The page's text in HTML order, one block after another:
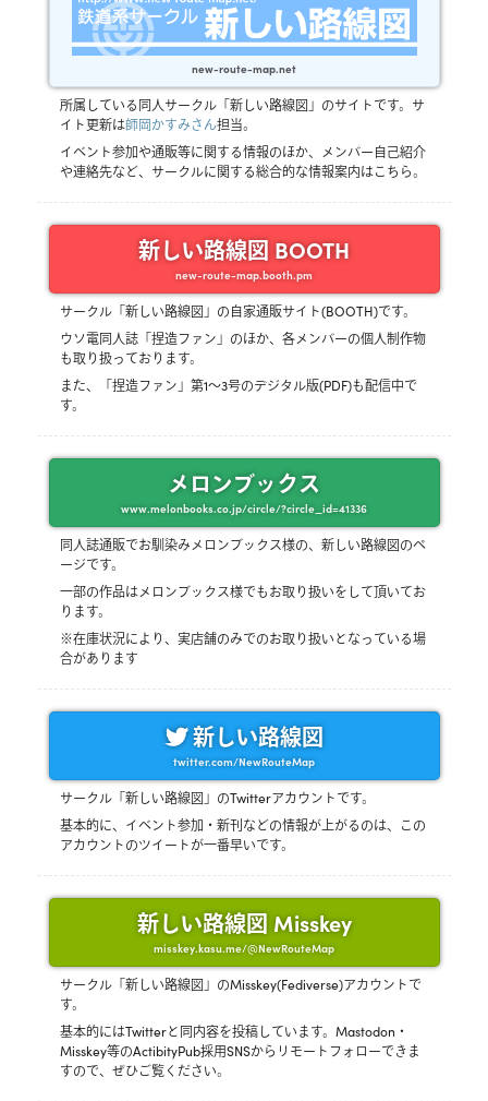
new-route-map.net
所属している同人サークル「新しい路線図」のサイトです。サ
イト更新は師岡かすみさん担当。
イベント参加や通販等に関する情報のほか、メンバー自己紹介
や連絡先など、サークルに関する総合的な情報案内はこちら。
新しい路線図 BOOTH
new-route-map.booth.pm
サークル「新しい路線図」の自家通販サイト(BOOTH)です。
ウソ電同人誌「捏造ファン」のほか、各メンバーの個人制作物
も取り扱っております。
また、「捏造ファン」第1～3号のデジタル版(PDF)も配信中で
す。
メロンブックス
www.melonbooks.co.jp/circle/?circle_id=41336
同人誌通販でお馴染みメロンブックス様の、新しい路線図のペ
ージです。
一部の作品はメロンブックス様でもお取り扱いをして頂いてお
ります。
※在庫状況により、実店舗のみでのお取り扱いとなっている場
合があります
新しい路線図
twitter.com/NewRouteMap
サークル「新しい路線図」のTwitterアカウントです。
基本的に、イベント参加・新刊などの情報が上がるのは、この
アカウントのツイートが一番早いです。
新しい路線図 Misskey
misskey.kasu.me/@NewRouteMap
サークル「新しい路線図」のMisskey(Fediverse)アカウントで
す。
基本的にはTwitterと同内容を投稿しています。Mastodon・
Misskey等のActibityPub採用SNSからリモートフォローできま
すので、ぜひご覧ください。